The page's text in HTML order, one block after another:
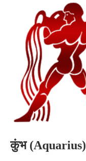
कुंभ (Aquarius)